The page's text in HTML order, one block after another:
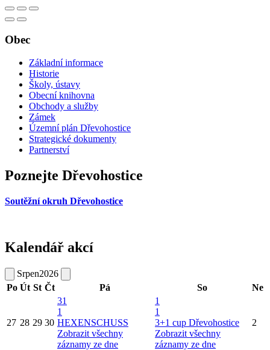
Obec
Základní informace
Historie
Školy, ústavy
Obecní knihovna
Obchody a služby
Zámek
Územní plán Dřevohostice
Strategické dokumenty
Partnerství
Poznejte Dřevohostice
Soutěžní okruh Dřevohostice
Kalendář akcí
Srpen2026
Po Út St Čt Pá So Ne
27 28 29 30
31
1
HEXENSCHUSS
Zobrazit všechny
záznamy ze dne
1
1
3+1 cup Dřevohostice
Zobrazit všechny
záznamy ze dne
2